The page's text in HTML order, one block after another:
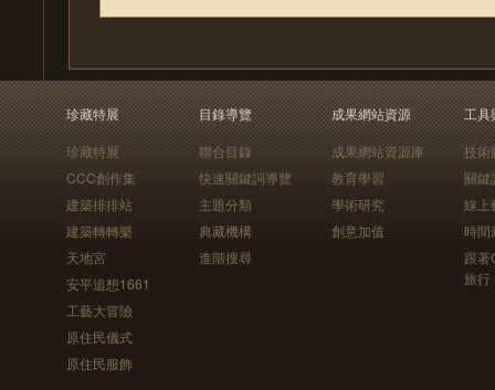
珍藏特展
珍藏特展
CCC創作集
建築排排站
建築轉轉樂
天地宮
安平追想1661
工藝大冒險
原住民儀式
原住民服飾
目錄導覽
聯合目錄
快速關鍵詞導覽
主題分類
典藏機構
進階搜尋
成果網站資源
成果網站資源庫
教育學習
學術研究
創意加值
工具
技術
關鍵
線上
時間
跟
旅行